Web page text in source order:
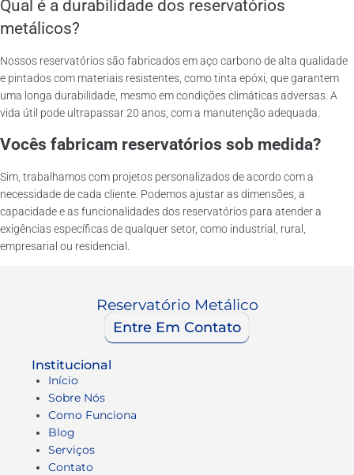
Qual é a durabilidade dos reservatórios
metálicos?
Nossos reservatórios são fabricados em aço carbono de alta qualidade
e pintados com materiais resistentes, como tinta epóxi, que garantem
uma longa durabilidade, mesmo em condições climáticas adversas. A
vida útil pode ultrapassar 20 anos, com a manutenção adequada.
Vocês fabricam reservatórios sob medida?
Sim, trabalhamos com projetos personalizados de acordo com a
necessidade de cada cliente. Podemos ajustar as dimensões, a
capacidade e as funcionalidades dos reservatórios para atender a
exigências específicas de qualquer setor, como industrial, rural,
empresarial ou residencial.
Reservatório Metálico
Entre Em Contato
Institucional
Início
Sobre Nós
Como Funciona
Blog
Serviços
Contato